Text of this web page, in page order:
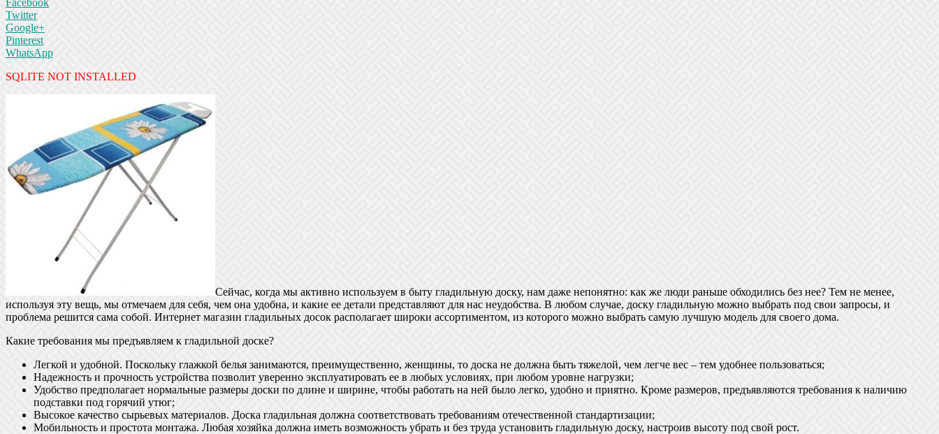
Twitter
Google+
Pinterest
WhatsApp
SQLITE NOT INSTALLED
Сейчас, когда мы активно используем в быту гладильную доску, нам даже непонятно: как же люди раньше обходились без нее? Тем не менее,
используя эту вещь, мы отмечаем для себя, чем она удобна, и какие ее детали представляют для нас неудобства. В любом случае, доску гладильную можно выбрать под свои запросы, и
проблема решится сама собой. Интернет магазин гладильных досок располагает широки ассортиментом, из которого можно выбрать самую лучшую модель для своего дома.
Какие требования мы предъявляем к гладильной доске?
Легкой и удобной. Поскольку глажкой белья занимаются, преимущественно, женщины, то доска не должна быть тяжелой, чем легче вес – тем удобнее пользоваться;
Надежность и прочность устройства позволит уверенно эксплуатировать ее в любых условиях, при любом уровне нагрузки;
Удобство предполагает нормальные размеры доски по длине и ширине, чтобы работать на ней было легко, удобно и приятно. Кроме размеров, предъявляются требования к наличию
подставки под горячий утюг;
Высокое качество сырьевых материалов. Доска гладильная должна соответствовать требованиям отечественной стандартизации;
Мобильность и простота монтажа. Любая хозяйка должна иметь возможность убрать и без труда установить гладильную доску, настроив высоту под свой рост.